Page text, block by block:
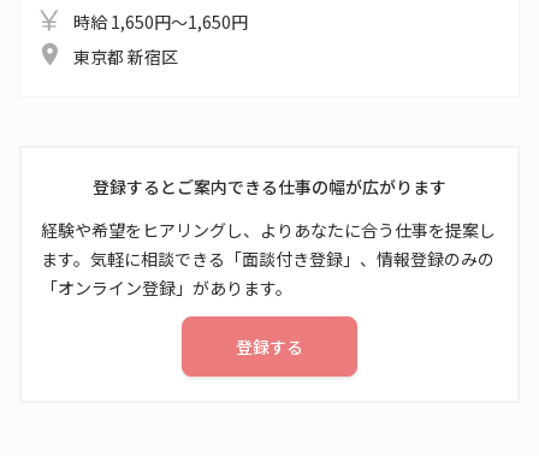
時給 1,650円～1,650円
東京都 新宿区
登録するとご案内できる仕事の幅が広がります
経験や希望をヒアリングし、よりあなたに合う仕事を提案し
ます。気軽に相談できる「面談付き登録」、情報登録のみの
「オンライン登録」があります。
登録する